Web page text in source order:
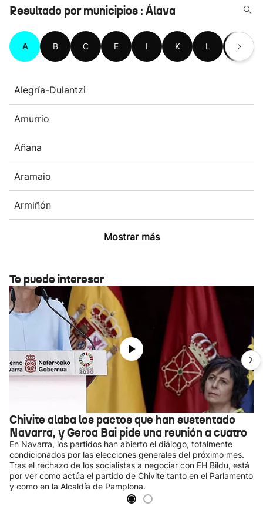
Resultado por municipios : Álava
A B C E I K L M
Alegría-Dulantzi
Amurrio
Añana
Aramaio
Armiñón
Mostrar más
Te puede interesar
Chivite alaba los pactos que han sustentado
Navarra, y Geroa Bai pide una reunión a cuatro
En Navarra, los partidos han abierto el diálogo, totalmente
condicionados por las elecciones generales del próximo mes.
Tras el rechazo de los socialistas a negociar con EH Bildu, está
por ver como actúa el partido de Chivite tanto en el Parlamento
y como en la Alcaldía de Pamplona.